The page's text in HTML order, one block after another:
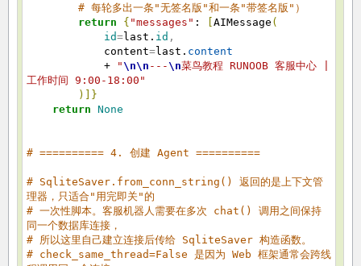
# 每轮多出一条"无签名版"和一条"带签名版"）
return
{ "messages" : AIMessage (
id=last. id ,
content=last. content
+
"\n\n ---\n菜鸟教程 RUNOOB 客服中心 |
工作时间 9:00-18:00"
)
}
return None
# ========== 4. 创建 Agent ==========
# SqliteSaver.from_conn_string() 返回的是上下文管
理器，只适合"用完即关"的
# 一次性脚本。客服机器人需要在多次 chat() 调用之间保持
同一个数据库连接，
# 所以这里自己建立连接后传给 SqliteSaver 构造函数。
# check_same_thread=False 是因为 Web 框架通常会跨线